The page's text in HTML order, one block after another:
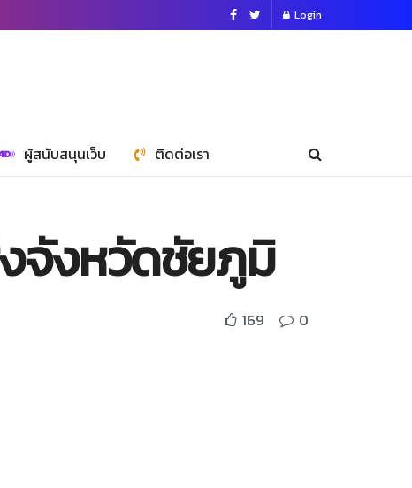
Login
ผู้สนับสนุนเว็บ ติดต่อเรา
จังหวัดชัยภูมิ
169 0